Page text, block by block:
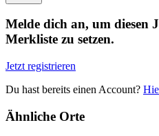
Melde dich an, um diesen
Merkliste zu setzen.
Jetzt registrieren
Du hast bereits einen Account?
Ähnliche Orte